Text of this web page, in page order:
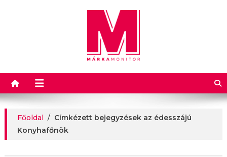
Márkamonitor
Főoldal / Címkézett bejegyzések az édesszájú
Konyhafőnök